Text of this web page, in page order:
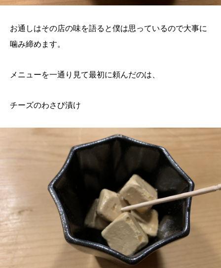
お通しはその店の味を語ると僕は思っているので大事に
噛み締めます。
メニューを一通り見て最初に頼んだのは、
チーズのわさび漬け